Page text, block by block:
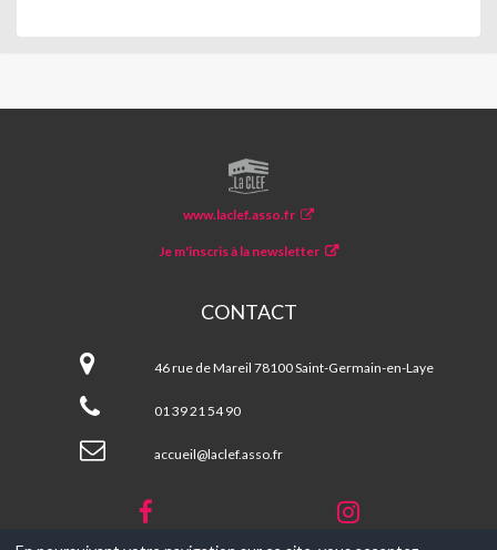
LA
CLEF
www.laclef.asso.fr
Je m'inscris à la newsletter
CONTACT
CLEF
46 rue de Mareil 78100 Saint-Germain-en-Laye
01 39 21 54 90
accueil@laclef.asso.fr